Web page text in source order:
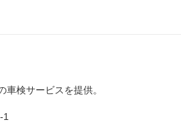
検サービスを提供。